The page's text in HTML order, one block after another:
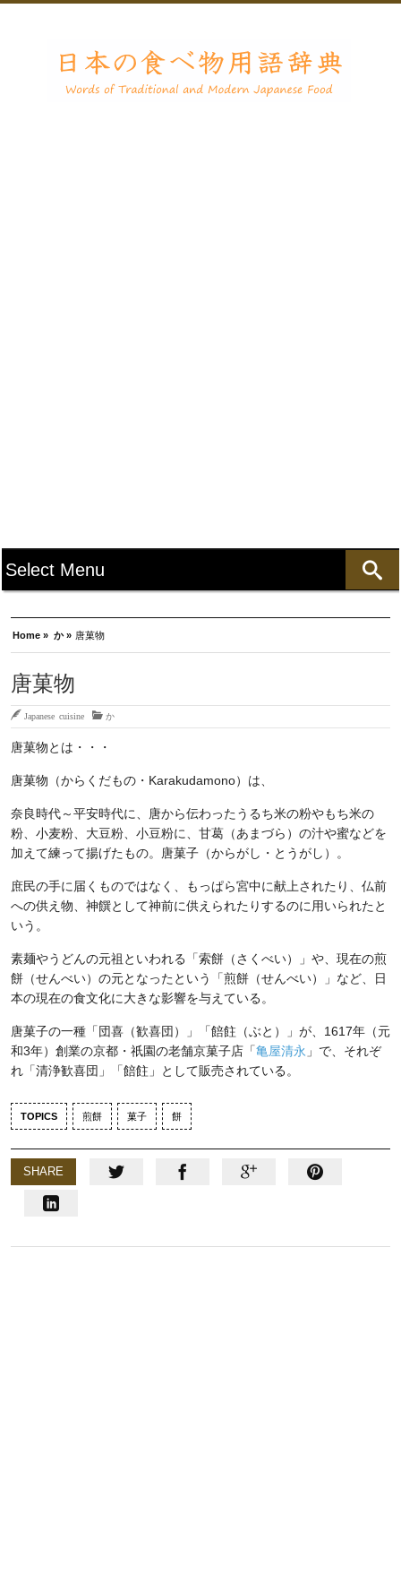
Home » か » 唐菓物
唐菓物
Japanese cuisine か
唐菓物とは・・・
唐菓物（からくだもの・Karakudamono）は、
奈良時代～平安時代に、唐から伝わったうるち米の粉やもち米の
粉、小麦粉、大豆粉、小豆粉に、甘葛（あまづら）の汁や蜜などを
加えて練って揚げたもの。唐菓子（からがし・とうがし）。
庶民の手に届くものではなく、もっぱら宮中に献上されたり、仏前
への供え物、神饌として神前に供えられたりするのに用いられたと
いう。
素麺やうどんの元祖といわれる「索餅（さくべい）」や、現在の煎
餅（せんべい）の元となったという「煎餅（せんべい）」など、日
本の現在の食文化に大きな影響を与えている。
唐菓子の一種「団喜（歓喜団）」「餢飳（ぶと）」が、1617年（元
和3年）創業の京都・祇園の老舗京菓子店「亀屋清永 」で、それぞ
れ「清浄歓喜団」「餢飳」として販売されている。
TOPICS 煎餅 菓子 餅
SHARE